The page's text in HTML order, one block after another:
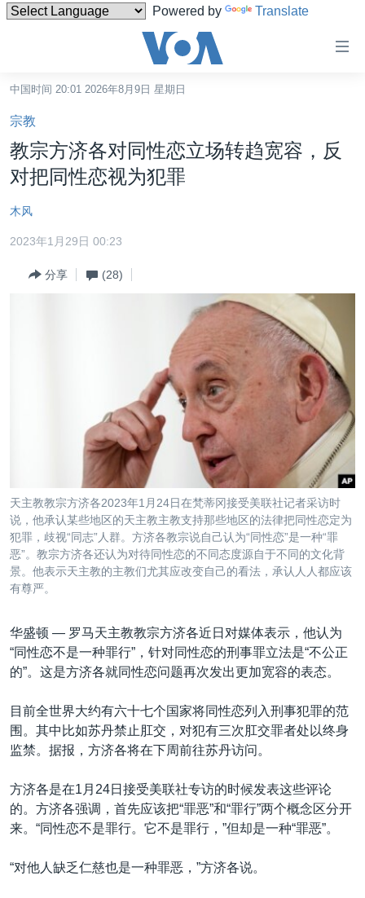
Powered by Translate
碍
链
接
跳
转
内
容
中国
最新国际新闻
分类新闻
美国建国250周年
埃博拉疫情
美国之音专访
重要讲话与声明
台海两岸关系
关注西藏
关注新疆
其他语言网站
中国时间 20:01 2026年8月9日 星期日
宗教
教宗方济各对同性恋立场转趋宽容，反
对把同性恋视为犯罪
木风
2023年1月29日 00:23
分享 (28)
天主教教宗方济各2023年1月24日在梵蒂冈接受美联社记者采访时
说，他承认某些地区的天主教主教支持那些地区的法律把同性恋定为
犯罪，歧视“同志”人群。方济各教宗说自己认为“同性恋”是一种“罪
恶”。教宗方济各还认为对待同性恋的不同态度源自于不同的文化背
景。他表示天主教的主教们尤其应改变自己的看法，承认人人都应该
有尊严。
华盛顿 — 罗马天主教教宗方济各近日对媒体表示，他认为
“同性恋不是一种罪行”，针对同性恋的刑事罪立法是“不公正
的”。这是方济各就同性恋问题再次发出更加宽容的表态。
目前全世界大约有六十七个国家将同性恋列入刑事犯罪的范
围。其中比如苏丹禁止肛交，对犯有三次肛交罪者处以终身
监禁。据报，方济各将在下周前往苏丹访问。
方济各是在1月24日接受美联社专访的时候发表这些评论
的。方济各强调，首先应该把“罪恶”和“罪行”两个概念区分开
来。“同性恋不是罪行。它不是罪行，”但却是一种“罪恶”。
“对他人缺乏仁慈也是一种罪恶，”方济各说。